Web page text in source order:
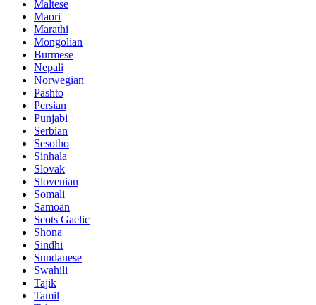
Maltese
Maori
Marathi
Mongolian
Burmese
Nepali
Norwegian
Pashto
Persian
Punjabi
Serbian
Sesotho
Sinhala
Slovak
Slovenian
Somali
Samoan
Scots Gaelic
Shona
Sindhi
Sundanese
Swahili
Tajik
Tamil